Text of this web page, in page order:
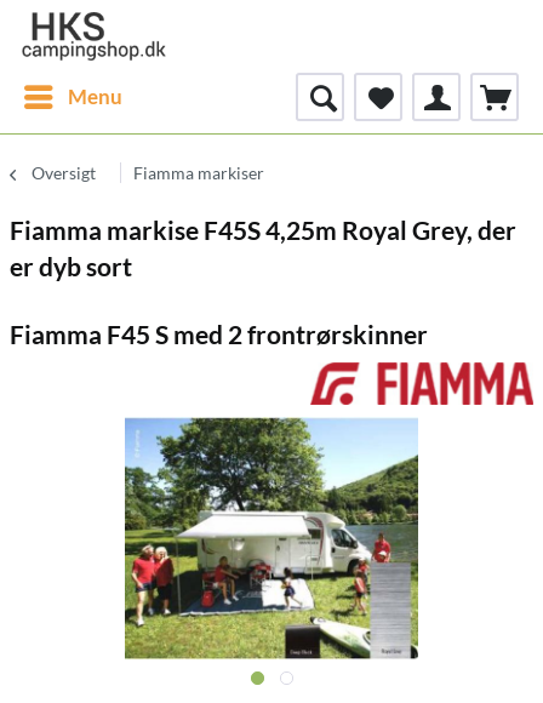
Menu
Oversigt Fiamma markiser
Fiamma markise F45S 4,25m Royal Grey, der
er dyb sort
Fiamma F45 S med 2 frontrørskinner